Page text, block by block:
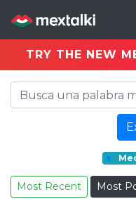
TRY THE NEW
x
Most Recent Most